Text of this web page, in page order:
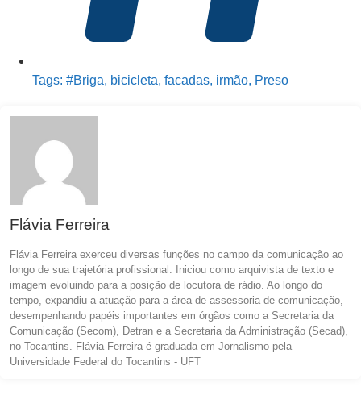
Tags: #Briga, bicicleta, facadas, irmão, Preso
Flávia Ferreira
Flávia Ferreira exerceu diversas funções no campo da comunicação ao
longo de sua trajetória profissional. Iniciou como arquivista de texto e
imagem evoluindo para a posição de locutora de rádio. Ao longo do
tempo, expandiu a atuação para a área de assessoria de comunicação,
desempenhando papéis importantes em órgãos como a Secretaria da
Comunicação (Secom), Detran e a Secretaria da Administração (Secad),
no Tocantins. Flávia Ferreira é graduada em Jornalismo pela
Universidade Federal do Tocantins - UFT